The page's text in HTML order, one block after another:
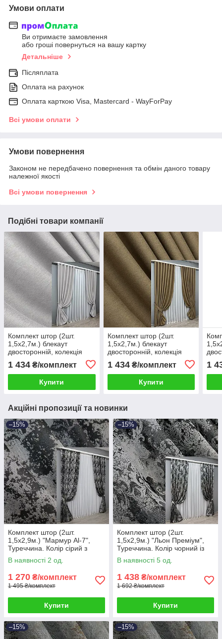
Умови оплати
Ви отримаєте замовлення
або гроші повернуться на вашу картку
Детальніше
Післяплата
Оплата на рахунок
Оплата карткою Visa, Mastercard - WayForPay
Всі умови оплати
Умови повернення
Законом не передбачено повернення та обмін даного товару
належної якості
Всі умови повернення
Подібні товари компанії
Комплект штор (2шт.
1,5х2,7м.) блекаут
двосторонній, колекція
сірий. Код 1791ш 33-0768
1 434 ₴/комплект
Купити
Комплект штор (2шт.
1,5х2,7м.) блекаут
двосторонній, колекція
мигдальний. Код 1795ш
33-0772
1 434₴/комплект
Купити
1
Акційні пропозиції та новинки
–15%
Комплект штор (2шт.
1,5х2,9м.) "Мармур Al-7",
Туреччина. Колір сірий з
чорним. Код 1464ш 33-0327
В наявності 2 од.
1 270 ₴/комплект
1 495 ₴/комплект
Купити
–15%
Комплект штор (2шт.
1,5х2,9м.) "Льон Преміум",
Туреччина. Колір чорний із
сірим. Код 1695ш 33-0595
В наявності 5 од.
1 438 ₴/комплект
1 692 ₴/комплект
Купити
–15% –15%